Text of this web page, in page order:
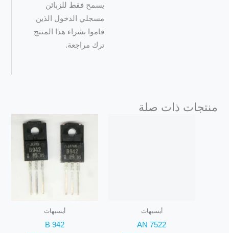
يسمح فقط للزبائن
مسجلي الدخول الذين
قاموا بشراء هذا المنتج
ترك مراجعة.
منتجات ذات صلة
أيسيهات
AN 7522
أيسيهات
B 942